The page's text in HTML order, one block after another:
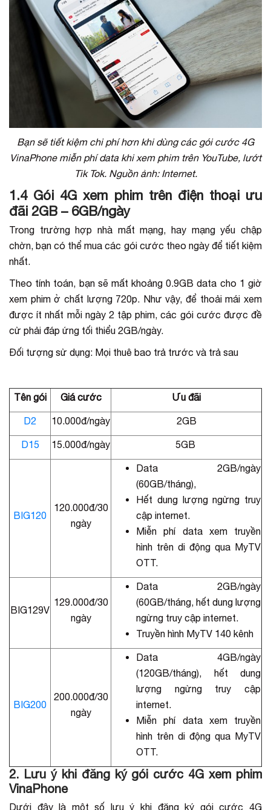
Bạn sẽ tiết kiệm chi phí hơn khi dùng các gói cước 4G
VinaPhone miễn phí data khi xem phim trên YouTube, lướt
Tik Tok. Nguồn ảnh: Internet.
1.4 Gói 4G xem phim trên điện thoại ưu
đãi 2GB – 6GB/ngày
Trong trường hợp nhà mất mạng, hay mạng yếu chập
chờn, bạn có thể mua các gói cước theo ngày để tiết kiệm
nhất.
Theo tính toán, bạn sẽ mất khoảng 0.9GB data cho 1 giờ
xem phim ở chất lượng 720p. Như vậy, để thoải mái xem
được ít nhất mỗi ngày 2 tập phim, các gói cước được đề
cử phải đáp ứng tối thiểu 2GB/ngày.
Đối tượng sử dụng: Mọi thuê bao trả trước và trả sau
Tên gói Giá cước Ưu đãi
D2 10.000đ/ngày 2GB
D15 15.000đ/ngày 5GB
BIG120
120.000đ/30
ngày
Data 2GB/ngày
(60GB/tháng),
Hết dung lượng ngừng truy
cập internet.
Miễn phí data xem truyền
hình trên di động qua MyTV
OTT.
BIG129V
129.000đ/30
ngày
Data 2GB/ngày
(60GB/tháng, hết dung lượng
ngừng truy cập internet.
Truyền hình MyTV 140 kênh
BIG200
200.000đ/30
ngày
Data 4GB/ngày
(120GB/tháng), hết dung
lượng ngừng truy cập
internet.
Miễn phí data xem truyền
hình trên di động qua MyTV
OTT.
2. Lưu ý khi đăng ký gói cước 4G xem phim
VinaPhone
Dưới đây là một số lưu ý khi đăng ký gói cước 4G